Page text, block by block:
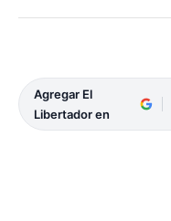
Agregar El
Libertador en